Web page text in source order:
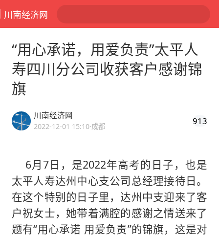
川南经济网
“用心承诺，用爱负责”太平人
寿四川分公司收获客户感谢锦
旗
川南经济网
2022-12-01 15:10·成都 913
6月7日，是2022年高考的日子，也是
太平人寿达州中心支公司总经理接待日。
在这个特别的日子里，达州中支迎来了客
户祝女士，她带着满腔的感谢之情送来了
题有“用心承诺 用爱负责”的锦旗，这是对